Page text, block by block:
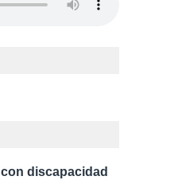
discapacidad